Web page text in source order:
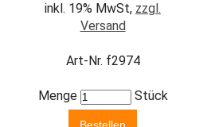
inkl. 19% MwSt, zzgl.
Versand
Art-Nr. f2974
Menge Stück